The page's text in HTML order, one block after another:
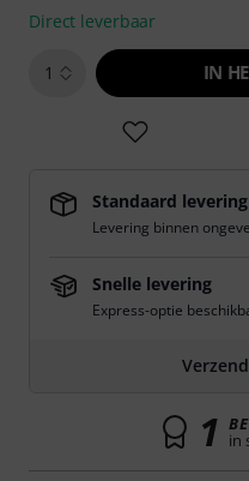
Direct leverbaar
1 IN
Standaard levering
Levering binnen
Snelle levering
Express-optie
1 in